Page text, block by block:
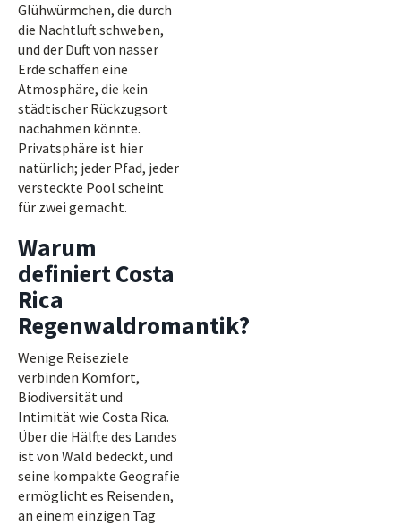
Glühwürmchen, die durch
die Nachtluft schweben,
und der Duft von nasser
Erde schaffen eine
Atmosphäre, die kein
städtischer Rückzugsort
nachahmen könnte.
Privatsphäre ist hier
natürlich; jeder Pfad, jeder
versteckte Pool scheint
für zwei gemacht.
Warum
definiert Costa
Rica
Regenwaldromantik?
Wenige Reiseziele
verbinden Komfort,
Biodiversität und
Intimität wie Costa Rica.
Über die Hälfte des Landes
ist von Wald bedeckt, und
seine kompakte Geografie
ermöglicht es Reisenden,
an einem einzigen Tag